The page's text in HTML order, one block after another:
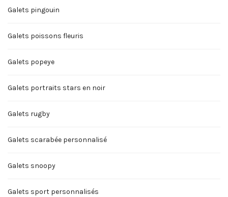
Galets pingouin
Galets poissons fleuris
Galets popeye
Galets portraits stars en noir
Galets rugby
Galets scarabée personnalisé
Galets snoopy
Galets sport personnalisés